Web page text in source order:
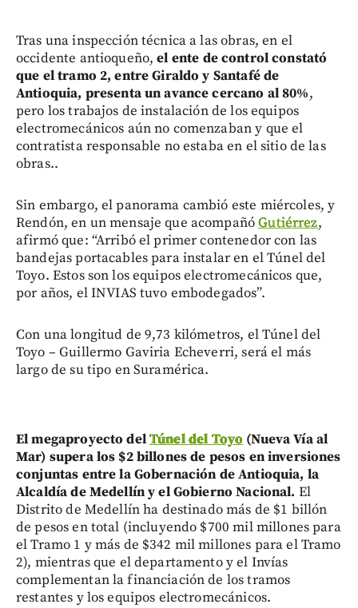
Tras una inspección técnica a las obras, en el
occidente antioqueño,el ente de control constató
que el tramo 2, entre Giraldo y Santafé de
Antioquia, presenta un avance cercano al 80%,
pero los trabajos de instalación de los equipos
electromecánicos aún no comenzaban y que el
contratista responsable no estaba en el sitio de las
obras..
Sin embargo, el panorama cambió este miércoles, y
Rendón, en un mensaje que acompañóGutiérrez,
afirmó que: “Arribó el primer contenedor con las
bandejas portacables para instalar en el Túnel del
Toyo. Estos son los equipos electromecánicos que,
por años, el INVIAS tuvo embodegados”.
Con una longitud de 9,73 kilómetros, el Túnel del
Toyo – Guillermo Gaviria Echeverri, será el más
largo de su tipo en Suramérica.
El megaproyecto delTúnel del Toyo (Nueva Vía al
Mar) supera los $2 billones de pesos en inversiones
conjuntas entre la Gobernación de Antioquia, la
Alcaldía de Medellín y el Gobierno Nacional. El
Distrito de Medellín ha destinado más de $1 billón
de pesos en total (incluyendo $700 mil millones para
el Tramo 1 y más de $342 mil millones para el Tramo
2), mientras que el departamento y el Invías
complementan la financiación de los tramos
restantes y los equipos electromecánicos.